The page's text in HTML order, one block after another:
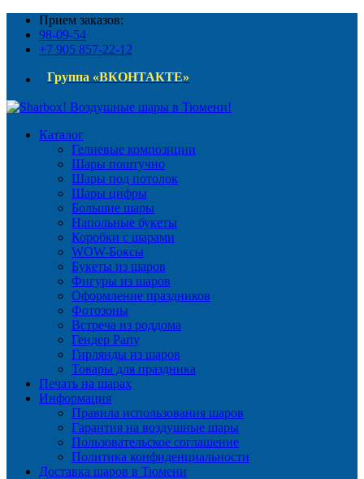
Прием заказов:
98-09-54
+7 905 857-22-12
Группа «ВКОНТАКТЕ»
Каталог
Гелиевые композиции
Шары поштучно
Шары под потолок
Шары цифры
Большие шары
Напольные букеты
Коробки с шарами
WOW-Боксы
Букеты из шаров
Фигуры из шаров
Оформление праздников
Фотозоны
Встреча из роддома
Гендер Party
Гирлянды из шаров
Товары для праздника
Печать на шарах
Информация
Правила использования шаров
Гарантия на воздушные шары
Пользовательское соглашение
Политика конфиденциальности
Доставка шаров в Тюмени